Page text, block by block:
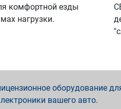
комфортной езды
нагрузки.
оборудование
вашего авто.